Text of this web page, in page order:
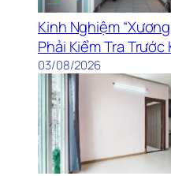
Kinh Nghiệm
Phải Kiểm Tra
03/08/2026